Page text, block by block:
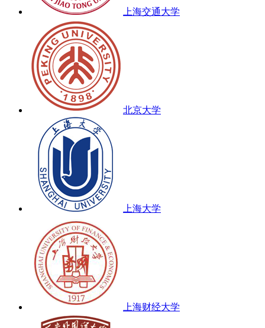
上海交通大学
北京大学
上海大学
上海财经大学